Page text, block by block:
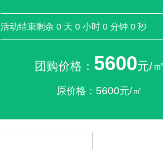
活动结束剩余 0 天 0 小时 0 分钟 0 秒
团购价格： 5600元/㎡
原价格： 5600元/㎡